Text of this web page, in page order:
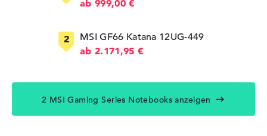
ab 999,00 €
MSI GF66 Katana 12UG-449
ab 2.171,95 €
2 MSI Gaming Series Notebooks anzeigen